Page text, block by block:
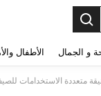
و الجمال الأطفال